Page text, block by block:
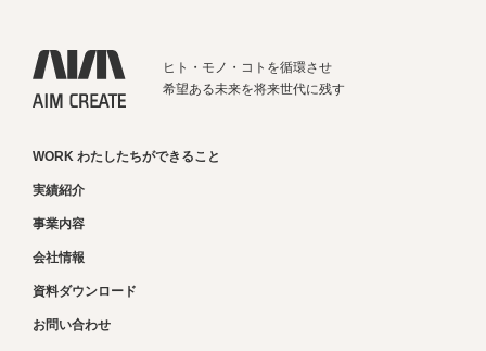
ヒト・モノ・コトを循環させ
希望ある未来を将来世代に残す
WORK わたしたちができること
実績紹介
事業内容
会社情報
資料ダウンロード
お問い合わせ